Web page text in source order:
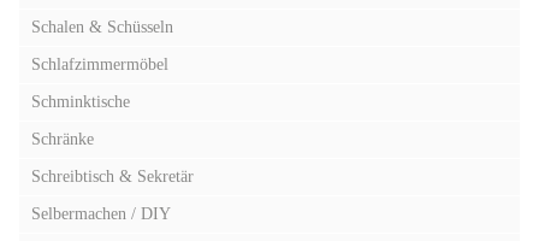
Schalen & Schüsseln
Schlafzimmermöbel
Schminktische
Schränke
Schreibtisch & Sekretär
Selbermachen / DIY